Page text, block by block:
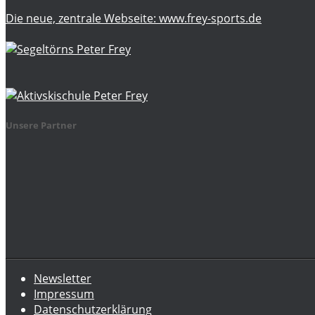
Die neue, zentrale Webseite: www.frey-sports.de
Unsere Partner
Newsletter
Impressum
Datenschutzerklärung